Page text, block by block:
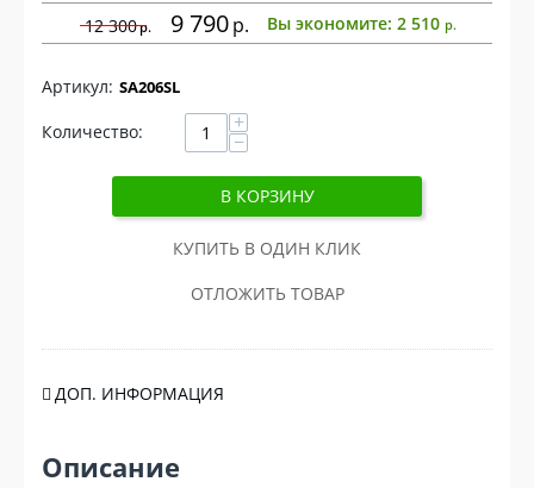
12 300р 9 790р Вы экономите: 2 510 р
SA206SL
Количество: +
−
В КОРЗИНУ
КУПИТЬ В ОДИН КЛИК
ОТЛОЖИТЬ ТОВАР
ДОП. ИНФОРМАЦИЯ
Описание